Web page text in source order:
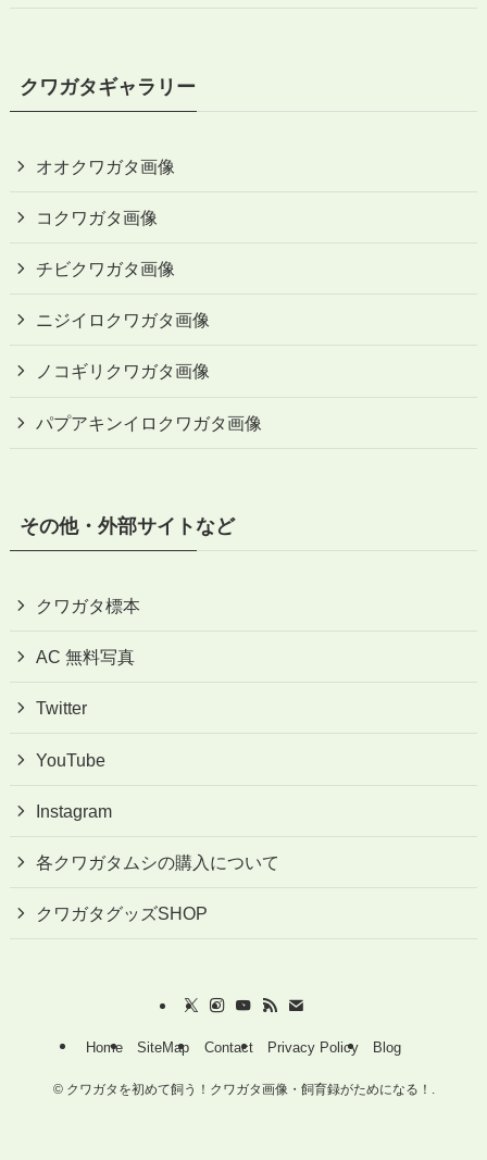
クワガタギャラリー
オオクワガタ画像
コクワガタ画像
チビクワガタ画像
ニジイロクワガタ画像
ノコギリクワガタ画像
パプアキンイロクワガタ画像
その他・外部サイトなど
クワガタ標本
AC 無料写真
Twitter
YouTube
Instagram
各クワガタムシの購入について
クワガタグッズSHOP
Home SiteMap Contact Privacy Policy Blog
©クワガタを初めて飼う！クワガタ画像・飼育録がためになる！.